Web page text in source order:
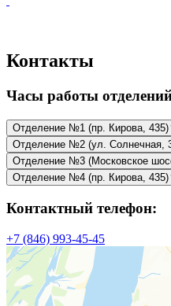
Контакты
Часы работы
Отделение №1 (пр. Кирова, 435)
Отделение №2 (ул. Солнечная,
Отделение №3 (Московское
Отделение №4 (пр. Кирова, 435)
Контактный телефон:
+7 (846) 993-45-45